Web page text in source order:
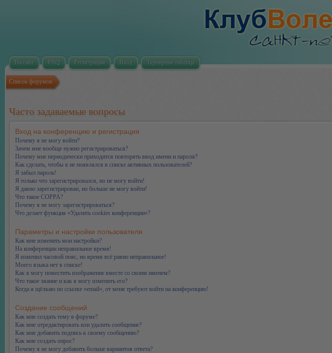
На сайт FAQ Регистрация Вход Турнирная таблица
Список форумов
Часто задаваемые вопросы
Вход на конференцию и регистрация
Почему я не могу войти?
Зачем мне вообще нужно регистрироваться?
Почему мне периодически приходится повторять ввод имени и пароля?
Как сделать, чтобы я не появлялся в списке активных пользователей?
Я забыл пароль!
Я только что зарегистрировался, но не могу войти!
Я давно зарегистрирован, но больше не могу войти!
Что такое COPPA?
Почему я не могу зарегистрироваться?
Что делает функция «Удалить cookies конференции»?
Параметры и настройки пользователя
Как мне изменить мои настройки?
На конференции неправильное время!
Я изменил часовой пояс, но время всё равно неправильное!
Моего языка нет в списке!
Как я могу поместить изображение вместе со своим именем?
Что такое звание и как я могу изменить его?
Когда я щёлкаю по ссылке «email», от меня требуют войти на конференцию!
Создание сообщений
Как мне создать тему в форуме?
Как мне отредактировать или удалить сообщение?
Как мне добавить подпись к своему сообщению?
Как мне создать опрос?
Почему я не могу добавить больше вариантов ответа?